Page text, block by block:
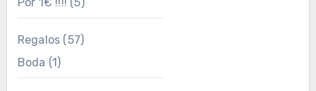
Regalos (57)
Boda (1)